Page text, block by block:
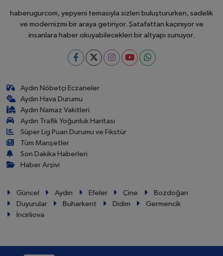
haberugurcom, yepyeni temasıyla sizleri buluştururken, sadelik
ve modernizmi bir araya getiriyor. Şatafattan kaçınıyor ve
insanlara haber okuyabilecekleri bir altyapı sunuyor.
Aydın Nöbetçi Eczaneler
Aydın Hava Durumu
Aydın Namaz Vakitleri
Aydın Trafik Yoğunluk Haritası
Süper Lig Puan Durumu ve Fikstür
Tüm Manşetler
Son Dakika Haberleri
Haber Arşivi
Güncel Aydın Efeler Çine
Bozdoğan
Duyurular
Buharkent Didim
Germencik
İncirliova